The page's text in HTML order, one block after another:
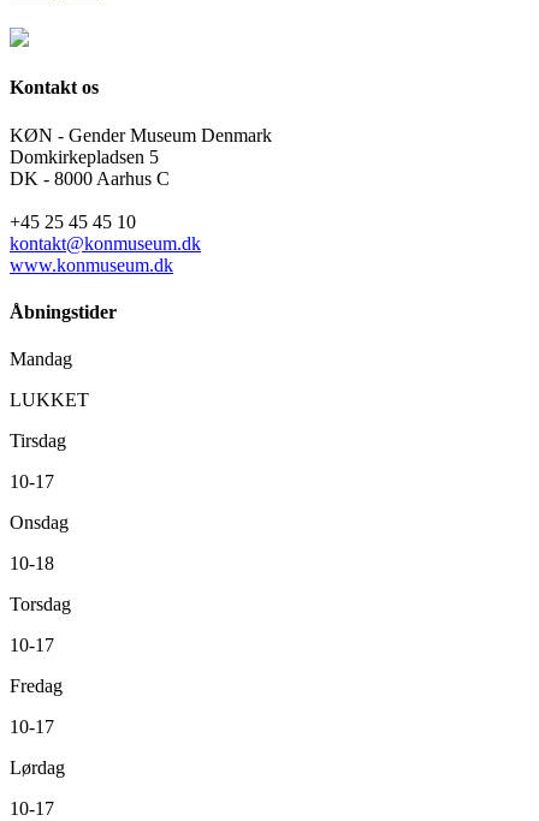
Kontakt os
KØN - Gender Museum Denmark
Domkirkepladsen 5
DK - 8000 Aarhus C
+45 25 45 45 10
kontakt@konmuseum.dk
www.konmuseum.dk
Åbningstider
Mandag
LUKKET
Tirsdag
10-17
Onsdag
10-18
Torsdag
10-17
Fredag
10-17
Lørdag
10-17